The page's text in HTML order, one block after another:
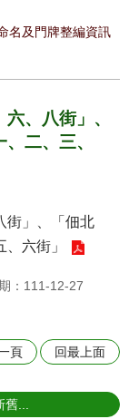
名及門牌整編資訊
、八街」、
二、三、
街」、「佃北
六街」
：111-12-27
頁 回最上面
舊...